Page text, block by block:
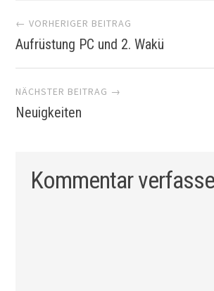
Artikel-
Navigation
← VORHERIGER BEITRAG
Aufrüstung PC und 2. Wakü
NÄCHSTER BEITRAG →
Neuigkeiten
Kommentar